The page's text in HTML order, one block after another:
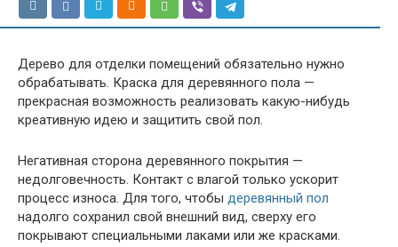
Дерево для отделки помещений обязательно нужно
обрабатывать. Краска для деревянного пола —
прекрасная возможность реализовать какую-нибудь
креативную идею и защитить свой пол.
Негативная сторона деревянного покрытия —
недолговечность. Контакт с влагой только ускорит
процесс износа. Для того, чтобы деревянный пол
надолго сохранил свой внешний вид, сверху его
покрывают специальными лаками или же красками.